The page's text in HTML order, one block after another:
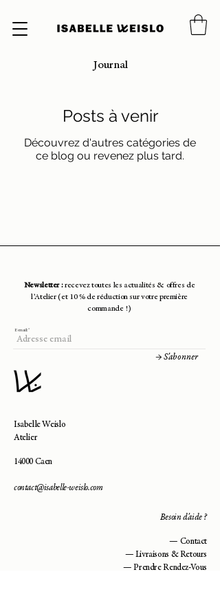
Journal
Posts à venir
Découvrez d'autres catégories de
ce blog ou revenez plus tard.
Newsletter :recevez toutes les actualités & offres de
l’Atelier (et 10 % de réduction sur votre première
commande !)
E-mail:
→ S'abonner
Isabelle Weislo
Atelier
14000 Caen
contact@isabelle-weislo.com
Besoin d'aide ?
— Contact
— Livraisons & Retours
—Prendre Rendez-Vous